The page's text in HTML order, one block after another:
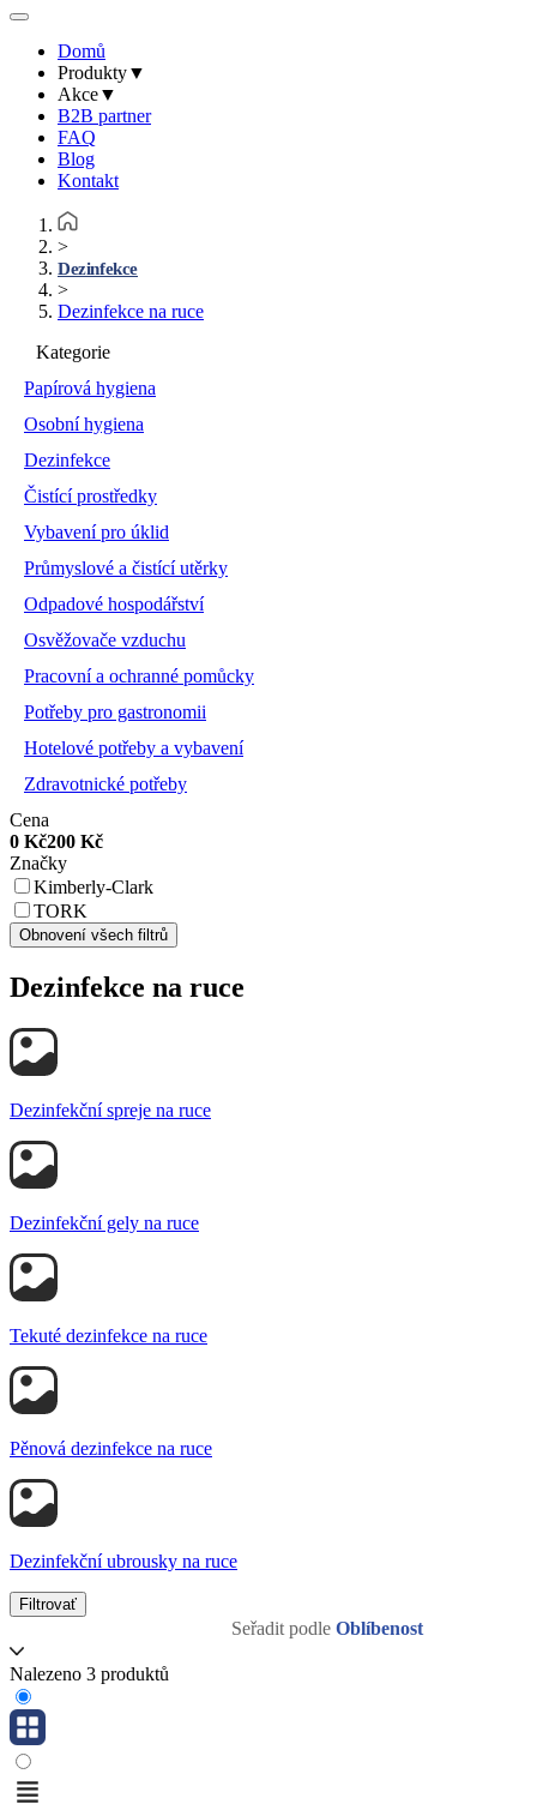
Domů
Produkty▼
Akce▼
B2B partner
FAQ
Blog
Kontakt
>
Dezinfekce
>
Dezinfekce na ruce
Kategorie
Papírová hygiena
Osobní hygiena
Dezinfekce
Čistící prostředky
Vybavení pro úklid
Průmyslové a čistící utěrky
Odpadové hospodářství
Osvěžovače vzduchu
Pracovní a ochranné pomůcky
Potřeby pro gastronomii
Hotelové potřeby a vybavení
Zdravotnické potřeby
Cena
0 Kč200 Kč
Značky
Kimberly-Clark
TORK
Obnovení všech filtrů
Dezinfekce na ruce
Dezinfekční spreje na ruce
Dezinfekční gely na ruce
Tekuté dezinfekce na ruce
Pěnová dezinfekce na ruce
Dezinfekční ubrousky na ruce
Filtrovať
Seřadit podle Oblíbenost
Nalezeno 3 produktů